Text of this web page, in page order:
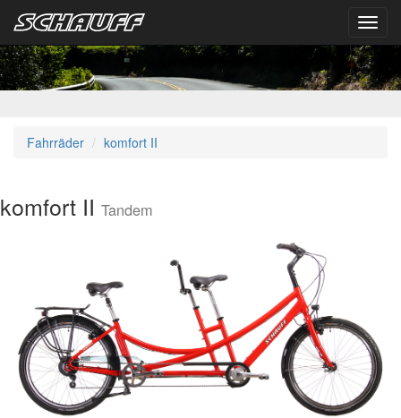
Fahrräder komfort II
komfort II Tandem